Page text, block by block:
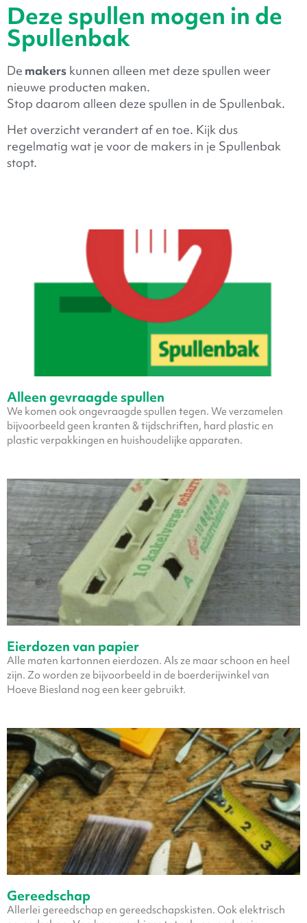
Deze spullen mogen in de
Spullenbak
De makers kunnen alleen met deze spullen weer
nieuwe producten maken.
Stop daarom alleen deze spullen in de Spullenbak.
Het overzicht verandert af en toe. Kijk dus
regelmatig wat je voor de makers in je Spullenbak
stopt.
Alleen gevraagde spullen
We komen ook ongevraagde spullen tegen. We verzamelen
bijvoorbeeld geen kranten & tijdschriften, hard plastic en
plastic verpakkingen en huishoudelijke apparaten.
Eierdozen van papier
Alle maten kartonnen eierdozen. Als ze maar schoon en heel
zijn. Zo worden ze bijvoorbeeld in de boerderijwinkel van
Hoeve Biesland nog een keer gebruikt.
Gereedschap
Allerlei gereedschap en gereedschapskisten. Ook elektrisch